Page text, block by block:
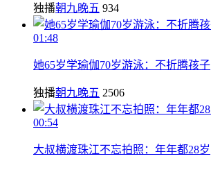
独播朝九晚五 934
01:48
她65岁学瑜伽70岁游泳：不折腾孩子
独播朝九晚五 2506
00:54
大叔横渡珠江不忘拍照：年年都28岁